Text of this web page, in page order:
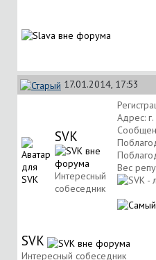
17.01.2014, 17:53
SVK
Интересный
собеседник
Адрес: г.
Вес
SVK
Интересный собеседник